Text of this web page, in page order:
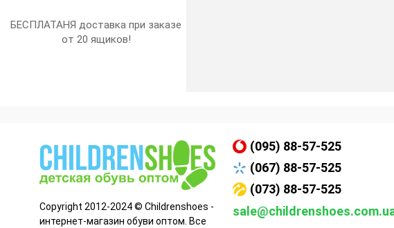
БЕСПЛАТАНЯ доставка при заказе
от 20 ящиков!
Copyright 2012-2024 © Childrenshoes -
интернет-магазин обуви оптом. Все
(095) 88-57-525
(067) 88-57-525
(073) 88-57-525